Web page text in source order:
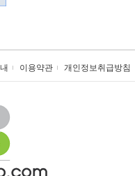
이용약관 개인정보취급방침